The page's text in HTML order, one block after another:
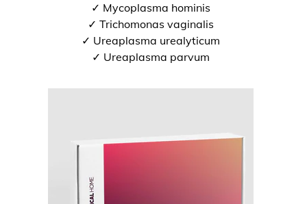
✓ Mycoplasma hominis
✓ Trichomonas vaginalis
✓ Ureaplasma urealyticum
✓ Ureaplasma parvum